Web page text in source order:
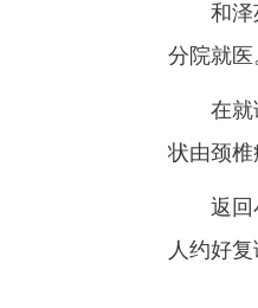
和泽苑
分院就医
在就诊
状由颈椎
返回小
人约好复